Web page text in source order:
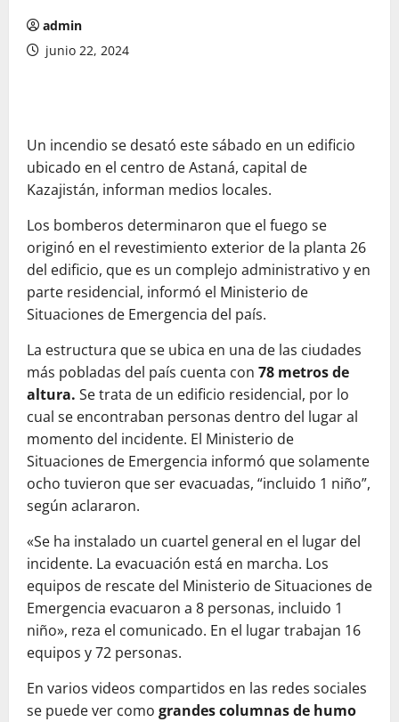
admin
junio 22, 2024
Un incendio se desató este sábado en un edificio
ubicado en el centro de Astaná, capital de
Kazajistán, informan medios locales.
Los bomberos determinaron que el fuego se
originó en el revestimiento exterior de la planta 26
del edificio, que es un complejo administrativo y en
parte residencial, informó el Ministerio de
Situaciones de Emergencia del país.
La estructura que se ubica en una de las ciudades
más pobladas del país cuenta con 78 metros de
altura. Se trata de un edificio residencial, por lo
cual se encontraban personas dentro del lugar al
momento del incidente. El Ministerio de
Situaciones de Emergencia informó que solamente
ocho tuvieron que ser evacuadas, “incluido 1 niño”,
según aclararon.
«Se ha instalado un cuartel general en el lugar del
incidente. La evacuación está en marcha. Los
equipos de rescate del Ministerio de Situaciones de
Emergencia evacuaron a 8 personas, incluido 1
niño», reza el comunicado. En el lugar trabajan 16
equipos y 72 personas.
En varios videos compartidos en las redes sociales
se puede ver como grandes columnas de humo